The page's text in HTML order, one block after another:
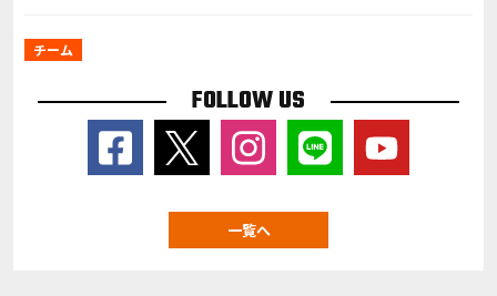
チーム
FOLLOW US
一覧へ